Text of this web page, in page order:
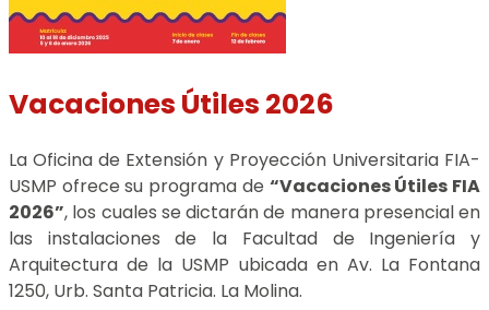
Vacaciones Útiles 2026
La Oficina de Extensión y Proyección Universitaria FIA-
USMP ofrece su programa de “Vacaciones Útiles FIA
2026”, los cuales se dictarán de manera presencial en
las instalaciones de la Facultad de Ingeniería y
Arquitectura de la USMP ubicada en Av. La Fontana
1250, Urb. Santa Patricia. La Molina.